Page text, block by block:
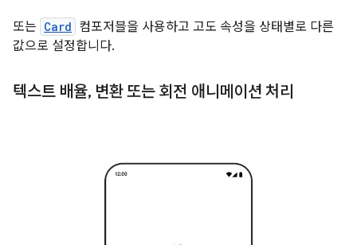
또는 Card 컴포저블을 사용하고 고도 속성을 상태별로 다른
값으로 설정합니다.
텍스트 배율, 변환 또는 회전 애니메이션 처리